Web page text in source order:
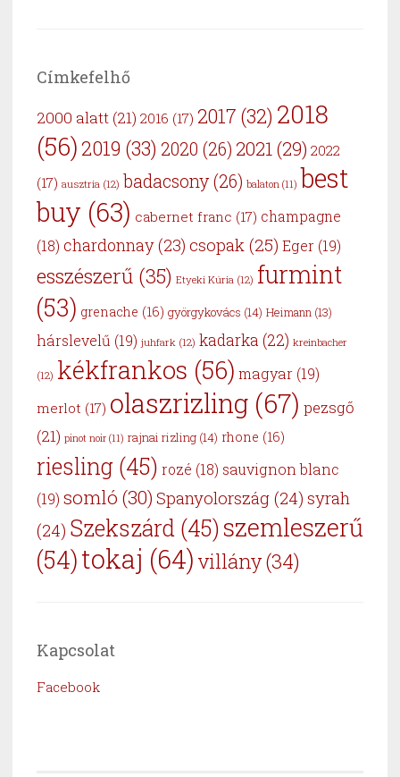
Címkefelhő
2000 alatt (21) 2016 (17) 2017 (32) 2018
(56)2019 (33) 2020 (26) 2021(29) 2022
(17) ausztria (12) badacsony (26) balaton (11) best
buy (63) cabernet franc (17) champagne
(18) chardonnay(23) csopak (25) Eger (19)
esszészerű (35) Etyeki Kúria (12) furmint
(53) grenache (16) györgykovács (14) Heimann (13)
hárslevelű (19) juhfark (12) kadarka (22) kreinbacher
(12) kékfrankos (56) magyar (19)
merlot (17) olaszrizling (67) pezsgő
(21) pinot noir (11) rajnai rizling (14) rhone (16)
riesling (45) rozé (18) sauvignon blanc
(19) somló (30) Spanyolország (24) syrah
(24) Szekszárd (45)szemleszerű
(54)tokaj (64) villány(34)
Kapcsolat
Facebook